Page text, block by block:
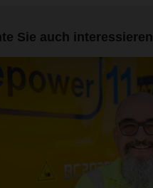
Sie auch interessieren